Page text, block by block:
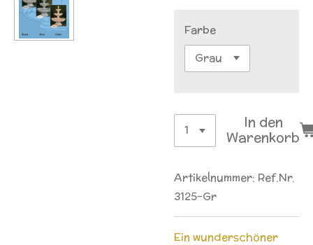
Farbe
In den
Warenkorb
Artikelnummer: Ref.Nr.
3125-Gr
Ein wunderschöner